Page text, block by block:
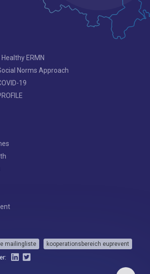
ERMN
Norms Approach
19
mailingliste kooperationsbereich euprevent